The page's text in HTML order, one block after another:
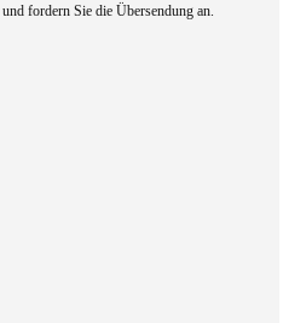
und fordern Sie die Übersendung an.